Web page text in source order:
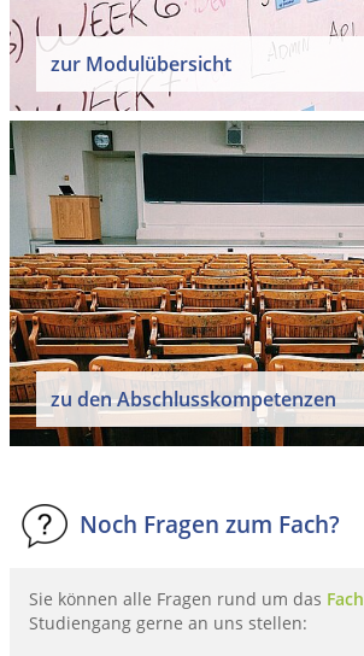
zur Modulübersicht
zu den Abschlusskompetenzen
Noch Fragen zum Fach?
Sie können alle Fragen rund um das Fach
Studiengang gerne an uns stellen: